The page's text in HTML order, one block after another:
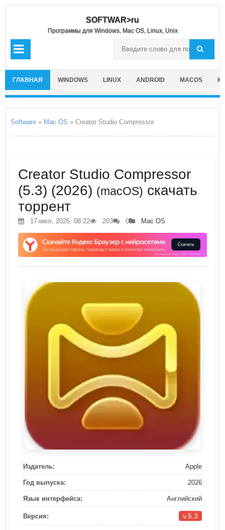
SOFTWAR>ru
Программы для Windows, Mac OS, Linux, Unix
ГЛАВНАЯ WINDOWS LINUX ANDROID MACOS
Software » Mac OS » Creator Studio Compressor
Creator Studio Compressor
(5.3) (2026) (macOS) скачать
торрент
17-июл, 2026, 08:22 203 0 Mac OS
Издатель: Apple
Год выпуска: 2026
Язык интерфейса: Английский
Версия: v.5.3